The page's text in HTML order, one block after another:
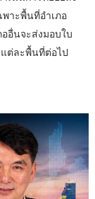
พาะพื้นที่อำเภอ
อื่นจะส่งมอบใบ
ต่ละพื้นที่ต่อไป